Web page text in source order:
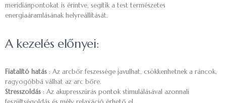
meridiánpontokat is érintve, segítik a test természetes
energiaáramlásának helyreállítását.
A kezelés előnyei:
Fiatalító hatás : Az arcbőr feszessége javulhat, csökkenhetnek a ráncok,
ragyogóbbá válhat az arc bőre.
Stresszoldás : Az akupresszúrás pontok stimulálásával azonnali